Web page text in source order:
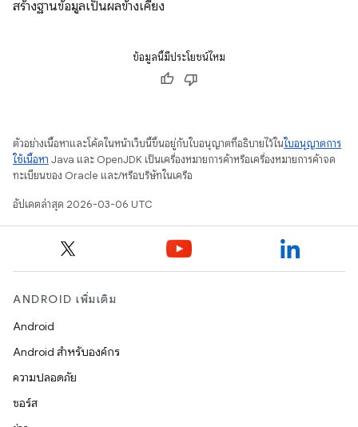
สร้างฐานข้อมูลเป็นผลข้างเคียง
ข้อมูลนี้มีประโยชน์ไหม
ตัวอย่างเนื้อหาและโค้ดในหน้าเว็บนี้ขึ้นอยู่กับใบอนุญาตที่อธิบายไว้ในใบอนุญาตการ
ใช้เนื้อหา Java และ OpenJDK เป็นเครื่องหมายการค้าหรือเครื่องหมายการค้าจด
ทะเบียนของ Oracle และ/หรือบริษัทในเครือ
อัปเดตล่าสุด 2026-03-06 UTC
ANDROID เพิ่มเติม
Android
Android สำหรับองค์กร
ความปลอดภัย
ซอร์ส